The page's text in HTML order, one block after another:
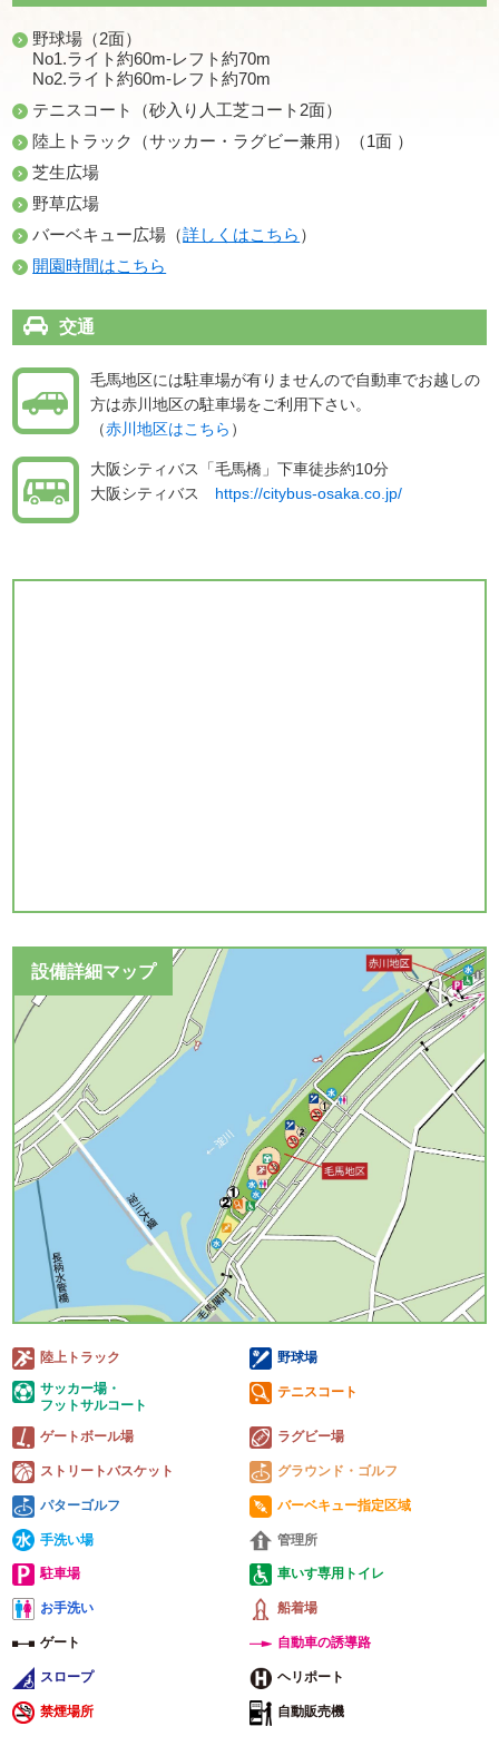
野球場（2面）
No1.ライト約60m-レフト約70m
No2.ライト約60m-レフト約70m
テニスコート（砂入り人工芝コート2面）
陸上トラック（サッカー・ラグビー兼用）（1面 ）
芝生広場
野草広場
バーベキュー広場（詳しくはこちら ）
開園時間はこちら
交通
毛馬地区には駐車場が有りませんので自動車でお越しの
方は赤川地区の駐車場をご利用下さい。
（赤川地区はこちら ）
大阪シティバス「毛馬橋」下車徒歩約10分
大阪シティバス https://citybus-osaka.co.jp/
設備詳細マップ
陸上トラック
野球場
サッカー場・
フットサルコート
テニスコート
ゲートボール場 ラグビー場
ストリートバスケット グラウンド・ゴルフ
パターゴルフ バーベキュー指定区域
手洗い場 管理所
駐車場 車いす専用トイレ
お手洗い 船着場
ゲート 自動車の誘導路
スロープ ヘリポート
禁煙場所 自動販売機